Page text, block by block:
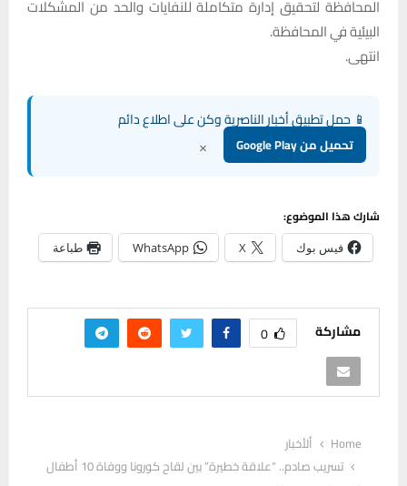
المحافظة لتحقيق إدارة متكاملة للنفايات والحد من المشكلات
البيئية في المحافظة.
انتهى.
📱 حمل تطبيق أخبار الناصرية وكن على اطلاع دائم
تحميل من Google Play ×
شارك هذا الموضوع:
فيس بوك X
WhatsApp طباعة
مشاركة 0
Home
ألأخبار
تسريب صادم.. “علاقة خطيرة” بين لقاح كورونا ووفاة 10 أطفال